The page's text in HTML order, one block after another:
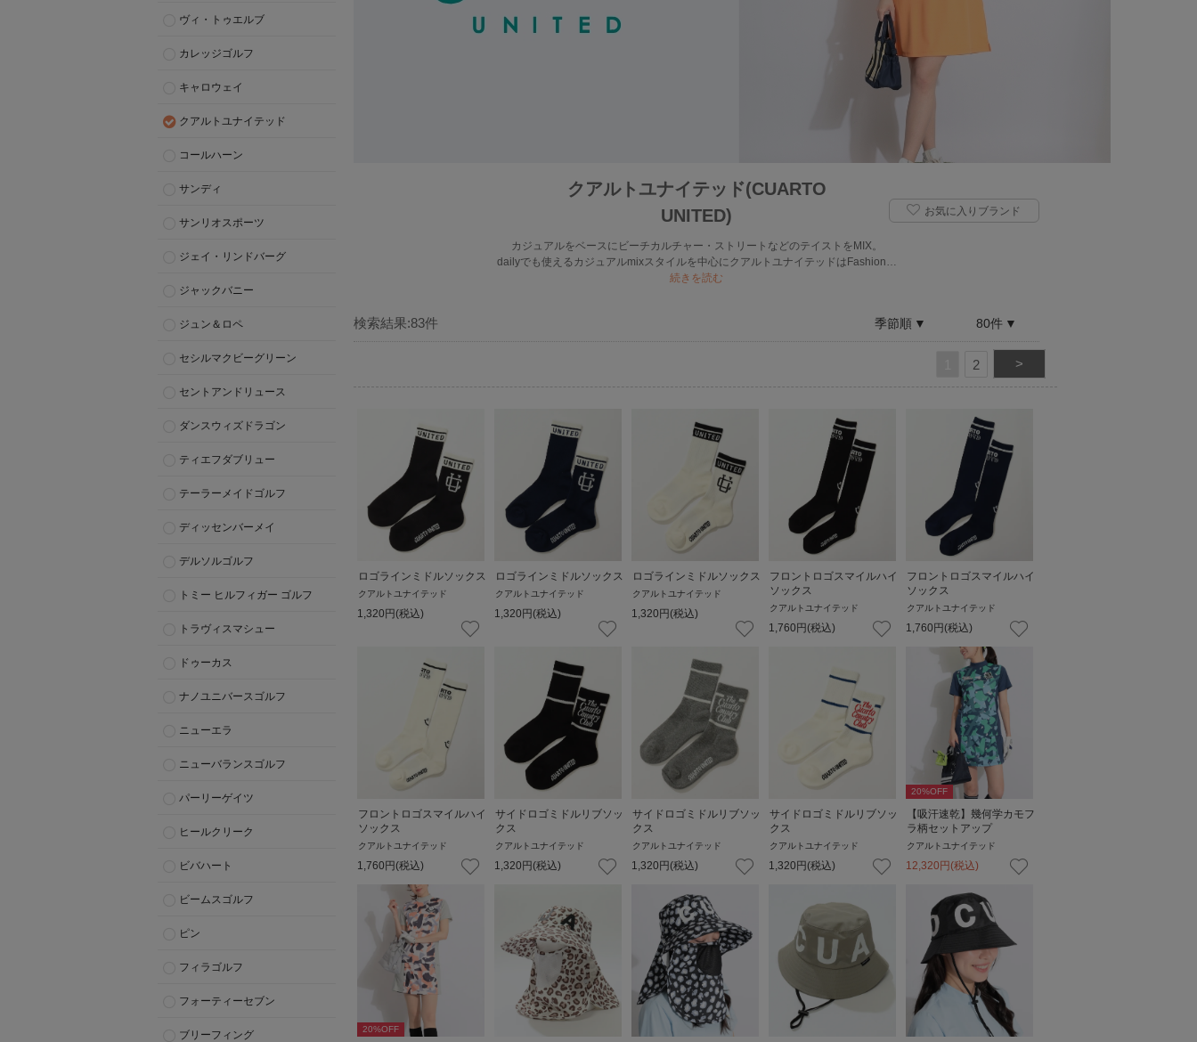
ヴィ・トゥエルブ
カレッジゴルフ
キャロウェイ
クアルトユナイテッド
コールハーン
サンディ
サンリオスポーツ
ジェイ・リンドバーグ
ジャックバニー
ジュン＆ロペ
セシルマクビーグリーン
セントアンドリュース
ダンスウィズドラゴン
ティエフダブリュー
テーラーメイドゴルフ
ディッセンバーメイ
デルソルゴルフ
トミー ヒルフィガー ゴルフ
トラヴィスマシュー
ドゥーカス
ナノユニバースゴルフ
ニューエラ
ニューバランスゴルフ
パーリーゲイツ
ヒールクリーク
ビバハート
ビームスゴルフ
ピン
フィラゴルフ
フォーティーセブン
ブリーフィング
クアルトユナイテッド(CUARTO
UNITED)
お気に入りブランド
カジュアルをベースにビーチカルチャー・ストリートなどのテイストをMIX。
dailyでも使えるカジュアルmixスタイルを中心にクアルトユナイテッドはFashion…
続きを読む
検索結果:83件 季節順 80件
2 >
ロゴラインミドルソックス
クアルトユナイテッド
1,320円(税込)
ロゴラインミドルソックス
クアルトユナイテッド
1,320円(税込)
ロゴラインミドルソックス
クアルトユナイテッド
1,320円(税込)
フロントロゴスマイルハイ
ソックス
クアルトユナイテッド
1,760円(税込)
フロントロゴスマイルハイ
ソックス
クアルトユナイテッド
1,760円(税込)
フロントロゴスマイルハイ
ソックス
クアルトユナイテッド
1,760円(税込)
サイドロゴミドルリブソッ
クス
クアルトユナイテッド
1,320円(税込)
サイドロゴミドルリブソッ
クス
クアルトユナイテッド
1,320円(税込)
サイドロゴミドルリブソッ
クス
クアルトユナイテッド
1,320円(税込)
20%OFF
【吸汗速乾】幾何学カモフ
ラ柄セットアップ
クアルトユナイテッド
12,320円(税込)
20%OFF